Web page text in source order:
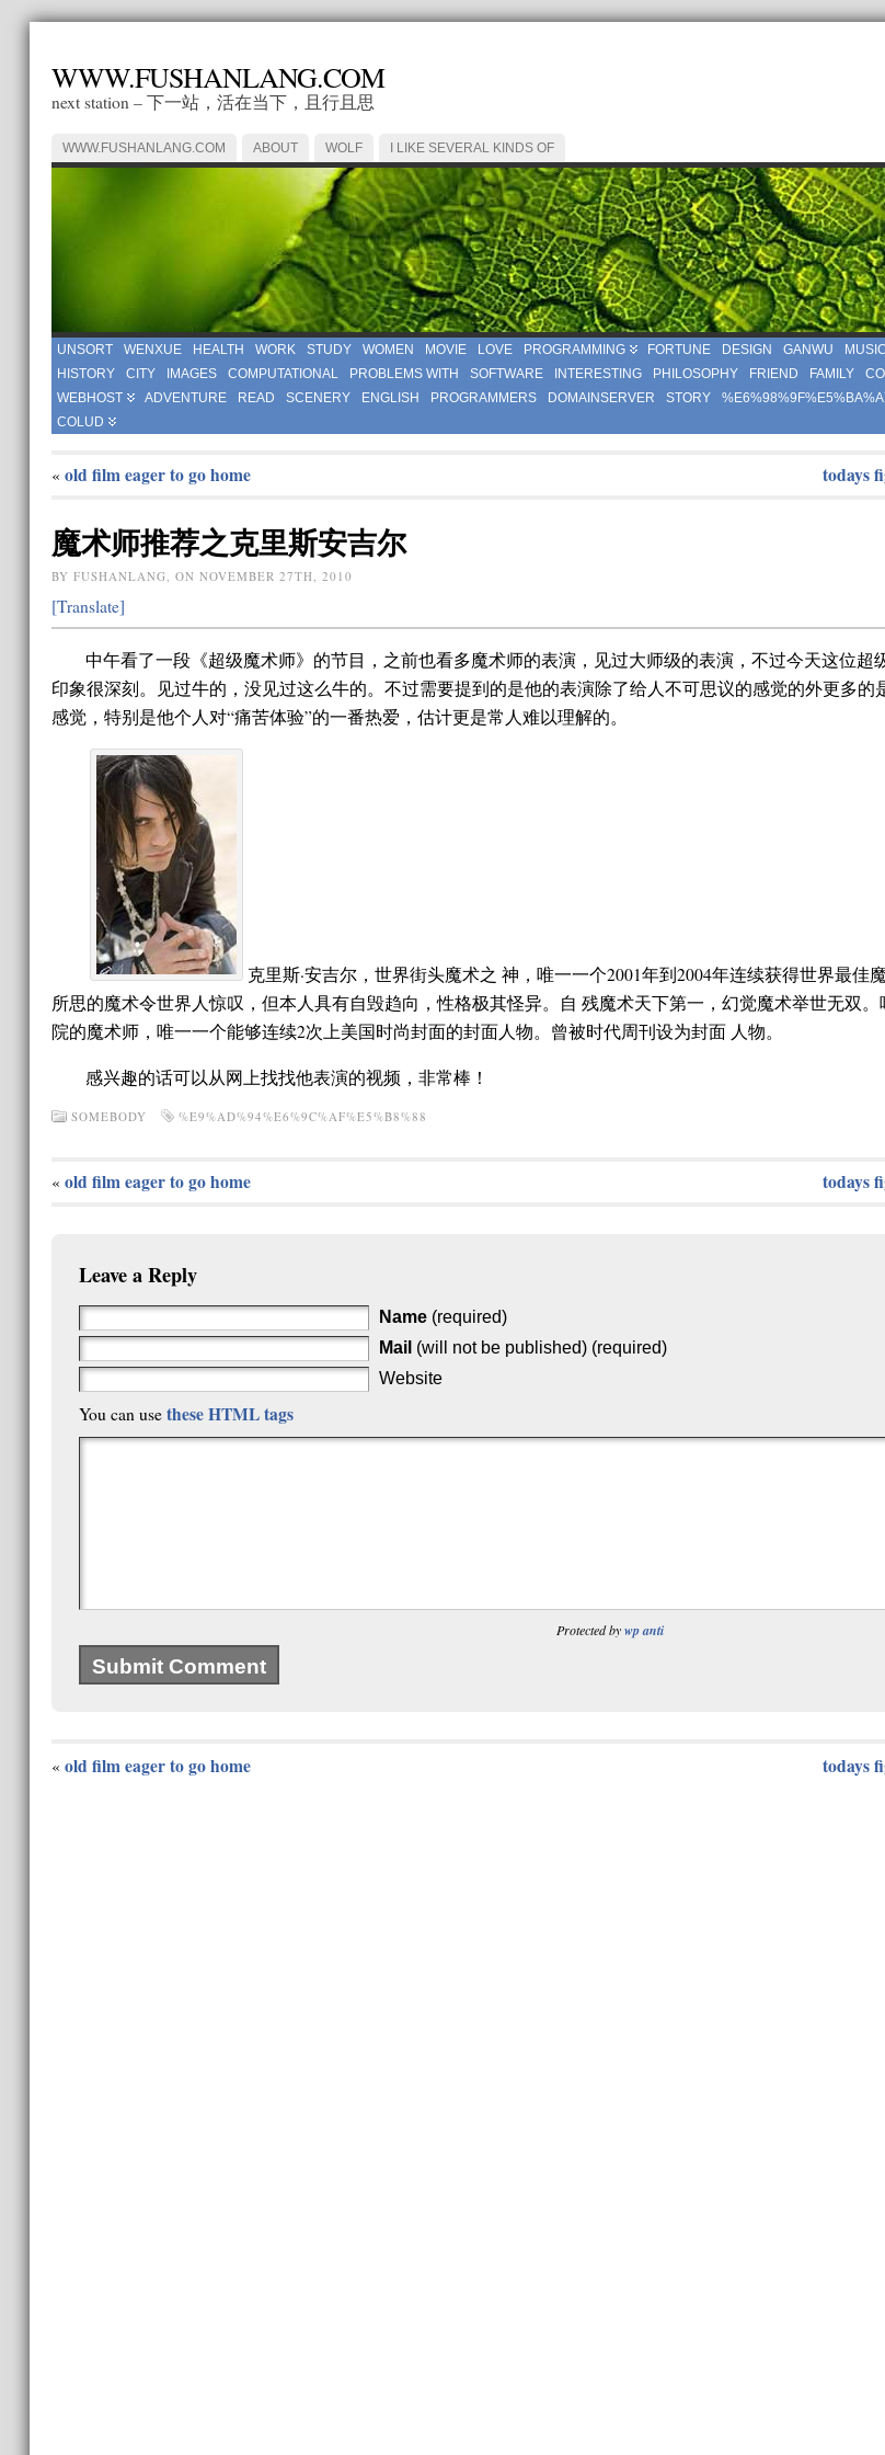
WWW.FUSHANLANG.COM
next station – 下一站，活在当下，且行且思
WWW.FUSHANLANG.COM ABOUT WOLF I LIKE SEVERAL KINDS OF
UNSORT WENXUE HEALTH WORK STUDY WOMEN MOVIE LOVE PROGRAMMING FORTUNE DESIGN GANWU MUSIC
HISTORY
CITY IMAGES COMPUTATIONAL PROBLEMS WITH SOFTWARE INTERESTING PHILOSOPHY FRIEND FAMILY
WEBHOST
ADVENTURE READ SCENERY ENGLISH PROGRAMMERS DOMAINSERVER STORY
COLUD
« old film eager to go home todays
魔术师推荐之克里斯安吉尔
BY FUSHANLANG, ON NOVEMBER 27TH, 2010
[Translate]
中午看了一段《超级魔术师》的节目，之前也看多魔术师的表演，见过大师级的表演，不过今天这位超
印象很深刻。见过牛的，没见过这么牛的。不过需要提到的是他的表演除了给人不可思议的感觉的外更多的
感觉，特别是他个人对“痛苦体验”的一番热爱，估计更是常人难以理解的。
克里斯·安吉尔，世界街头魔术之 神，唯一一个2001年到2004年连续获得世界最佳
所思的魔术令世界人惊叹，但本人具有自毁趋向，性格极其怪异。自 残魔术天下第一，幻觉魔术举世无双
院的魔术师，唯一一个能够连续2次上美国时尚封面的封面人物。曾被时代周刊设为封面 人物。
感兴趣的话可以从网上找找他表演的视频，非常棒！
SOMEBODY %E9%AD%94%E6%9C%AF%E5%B8%88
« old film eager to go home todays
Leave a Reply
Name (required)
Mail (will not be published) (required)
Website
You can use these HTML tags
Protected bywp anti
« old film eager to go home todays